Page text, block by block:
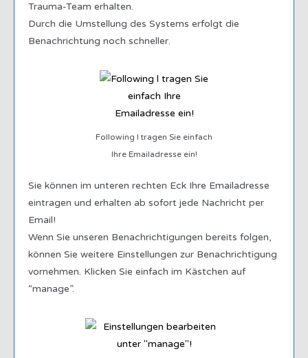
Trauma-Team erhalten.
Durch die Umstellung des Systems erfolgt die
Benachrichtung noch schneller.
Following l tragen Sie einfach
Ihre Emailadresse ein!
Sie können im unteren rechten Eck Ihre Emailadresse
eintragen und erhalten ab sofort jede Nachricht per
Email!
Wenn Sie unseren Benachrichtigungen bereits folgen,
können Sie weitere Einstellungen zur Benachrichtigung
vornehmen. Klicken Sie einfach im Kästchen auf
“manage”.